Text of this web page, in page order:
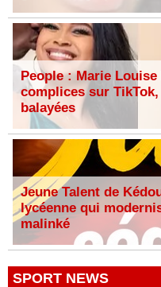
People : Marie
complices sur
balayées
Jeune Talent de
lycéenne qui
malinké
SPORT NEWS